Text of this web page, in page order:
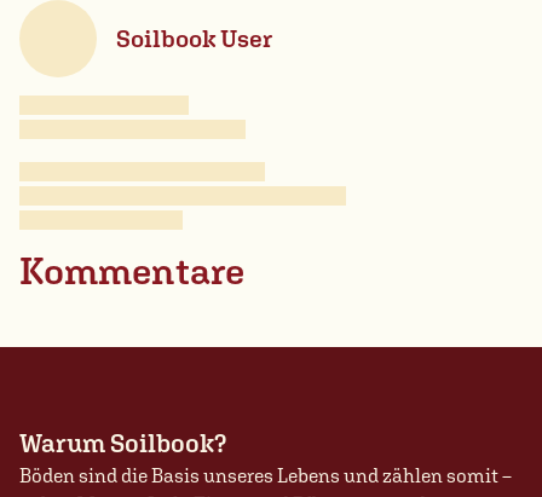
Soilbook User
Kommentare
Warum Soilbook?
Böden sind die Basis unseres Lebens und zählen somit –